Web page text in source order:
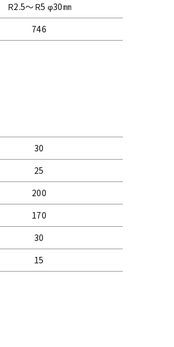
Ｒ2.5〜Ｒ5 φ30㎜
746
30
25
200
170
30
15